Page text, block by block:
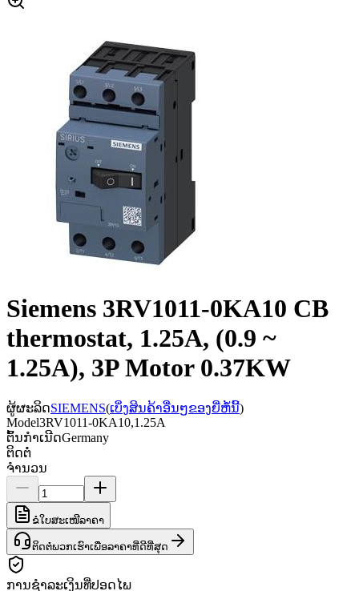
Siemens 3RV1011-0KA10 CB
thermostat, 1.25A, (0.9 ~
1.25A), 3P Motor 0.37KW
ຜູ້ຜະລິດSIEMENS(ເບິ່ງສິນຄ້າອື່ນໆຂອງຍີ່ຫໍ້ນີ້)
Model3RV1011-0KA10,1.25A
ຕົ້ນກຳເນີດGermany
ຕິດຕໍ່
ຈຳນວນ
ຂໍໃບສະເໜີລາຄາ
ຕິດຕໍ່ພວກເຮົາເພື່ອລາຄາທີ່ດີທີ່ສຸດ
ການຊຳລະເງິນທີ່ປອດໄພ